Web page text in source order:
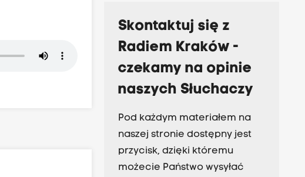
Skontaktuj się z
Radiem Kraków -
czekamy na opinie
naszych Słuchaczy
Pod każdym materiałem na
naszej stronie dostępny jest
przycisk, dzięki któremu
możecie Państwo wysyłać